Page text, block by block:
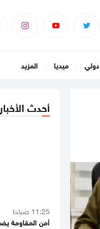
ميديا المزيد
أحدث الأخبار
اغتيال قادة كبار